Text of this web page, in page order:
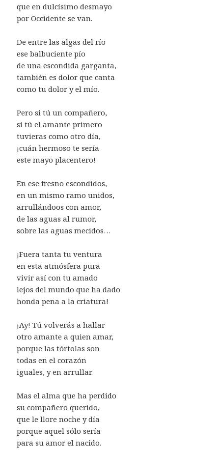
que en dulcísimo desmayo
por Occidente se van.
De entre las algas del río
ese balbuciente pío
de una escondida garganta,
también es dolor que canta
como tu dolor y el mío.
Pero si tú un compañero,
si tú el amante primero
tuvieras como otro día,
¡cuán hermoso te sería
este mayo placentero!
En ese fresno escondidos,
en un mismo ramo unidos,
arrullándoos con amor,
de las aguas al rumor,
sobre las aguas mecidos…
¡Fuera tanta tu ventura
en esta atmósfera pura
vivir así con tu amado
lejos del mundo que ha dado
honda pena a la criatura!
¡Ay! Tú volverás a hallar
otro amante a quien amar,
porque las tórtolas son
todas en el corazón
iguales, y en arrullar.
Mas el alma que ha perdido
su compañero querido,
que le llore noche y día
porque aquel sólo sería
para su amor el nacido.